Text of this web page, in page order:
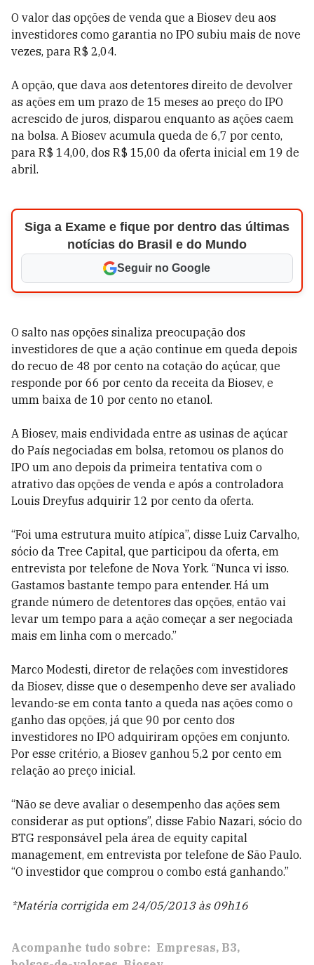
O valor das opções de venda que a Biosev deu aos
investidores como garantia no IPO subiu mais de nove
vezes, para R$ 2,04.
A opção, que dava aos detentores direito de devolver
as ações em um prazo de 15 meses ao preço do IPO
acrescido de juros, disparou enquanto as ações caem
na bolsa. A Biosev acumula queda de 6,7 por cento,
para R$ 14,00, dos R$ 15,00 da oferta inicial em 19 de
abril.
Siga a Exame e fique por dentro das últimas
notícias do Brasil e do Mundo
Seguir no Google
O salto nas opções sinaliza preocupação dos
investidores de que a ação continue em queda depois
do recuo de 48 por cento na cotação do açúcar, que
responde por 66 por cento da receita da Biosev, e
umm baixa de 10 por cento no etanol.
A Biosev, mais endividada entre as usinas de açúcar
do País negociadas em bolsa, retomou os planos do
IPO um ano depois da primeira tentativa com o
atrativo das opções de venda e após a controladora
Louis Dreyfus adquirir 12 por cento da oferta.
“Foi uma estrutura muito atípica”, disse Luiz Carvalho,
sócio da Tree Capital, que participou da oferta, em
entrevista por telefone de Nova York. “Nunca vi isso.
Gastamos bastante tempo para entender. Há um
grande número de detentores das opções, então vai
levar um tempo para a ação começar a ser negociada
mais em linha com o mercado.”
Marco Modesti, diretor de relações com investidores
da Biosev, disse que o desempenho deve ser avaliado
levando-se em conta tanto a queda nas ações como o
ganho das opções, já que 90 por cento dos
investidores no IPO adquiriram opções em conjunto.
Por esse critério, a Biosev ganhou 5,2 por cento em
relação ao preço inicial.
“Não se deve avaliar o desempenho das ações sem
considerar as put options”, disse Fabio Nazari, sócio do
BTG responsável pela área de equity capital
management, em entrevista por telefone de São Paulo.
“O investidor que comprou o combo está ganhando.”
*Matéria corrigida em 24/05/2013 às 09h16
Acompanhe tudo sobre: Empresas B3